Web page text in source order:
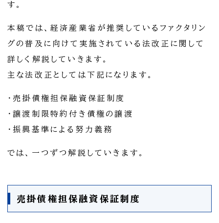
す。
本稿では、経済産業省が推奨しているファクタリン
グの普及に向けて実施されている法改正に関して
詳しく解説していきます。
主な法改正としては下記になります。
・売掛債権担保融資保証制度
・譲渡制限特約付き債権の譲渡
・振興基準による努力義務
では、一つずつ解説していきます。
売掛債権担保融資保証制度